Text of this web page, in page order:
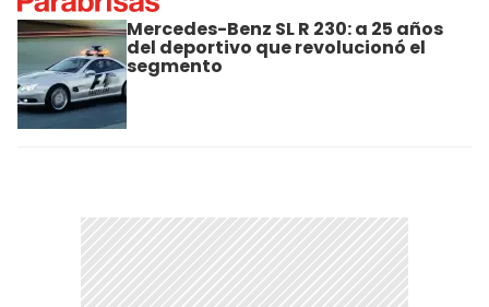
Mercedes-Benz SL R 230: a 25 años
del deportivo que revolucionó el
segmento